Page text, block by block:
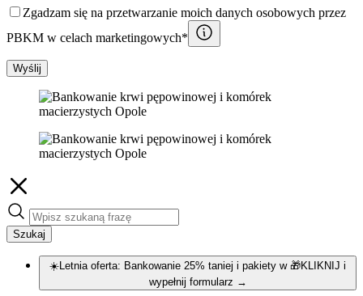
Zgadzam się na przetwarzanie moich danych osobowych przez
PBKM w celach marketingowych*
Wyślij
Szukaj
☀️Letnia oferta: Bankowanie 25% taniej i pakiety w 🎁KLIKNIJ i
wypełnij formularz →